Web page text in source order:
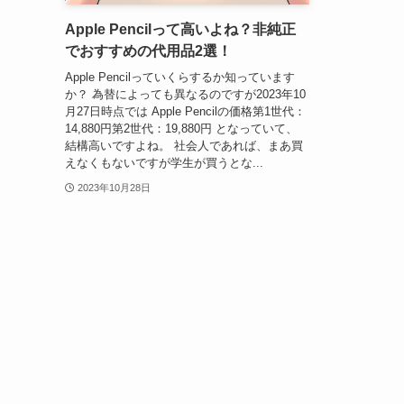
Apple Pencilって高いよね？非純正
でおすすめの代用品2選！
Apple Pencilっていくらするか知っています
か？ 為替によっても異なるのですが2023年10
月27日時点では Apple Pencilの価格第1世代：
14,880円第2世代：19,880円 となっていて、
結構高いですよね。 社会人であれば、まあ買
えなくもないですが学生が買うとな...
2023年10月28日